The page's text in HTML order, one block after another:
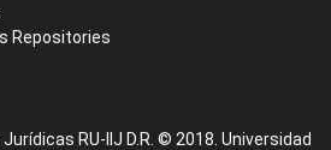
Repositories
RU-IIJ D.R. © 2018. Universidad